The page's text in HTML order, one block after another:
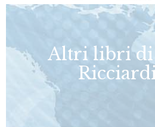
Altri libri di